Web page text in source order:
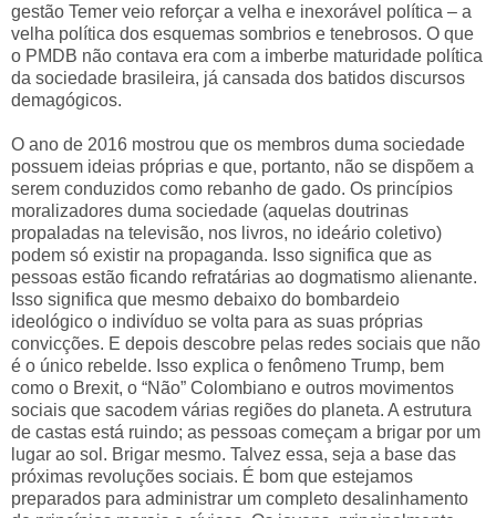
gestão Temer veio reforçar a velha e inexorável política – a
velha política dos esquemas sombrios e tenebrosos. O que
o PMDB não contava era com a imberbe maturidade política
da sociedade brasileira, já cansada dos batidos discursos
demagógicos.
O ano de 2016 mostrou que os membros duma sociedade
possuem ideias próprias e que, portanto, não se dispõem a
serem conduzidos como rebanho de gado. Os princípios
moralizadores duma sociedade (aquelas doutrinas
propaladas na televisão, nos livros, no ideário coletivo)
podem só existir na propaganda. Isso significa que as
pessoas estão ficando refratárias ao dogmatismo alienante.
Isso significa que mesmo debaixo do bombardeio
ideológico o indivíduo se volta para as suas próprias
convicções. E depois descobre pelas redes sociais que não
é o único rebelde. Isso explica o fenômeno Trump, bem
como o Brexit, o “Não” Colombiano e outros movimentos
sociais que sacodem várias regiões do planeta. A estrutura
de castas está ruindo; as pessoas começam a brigar por um
lugar ao sol. Brigar mesmo. Talvez essa, seja a base das
próximas revoluções sociais. É bom que estejamos
preparados para administrar um completo desalinhamento